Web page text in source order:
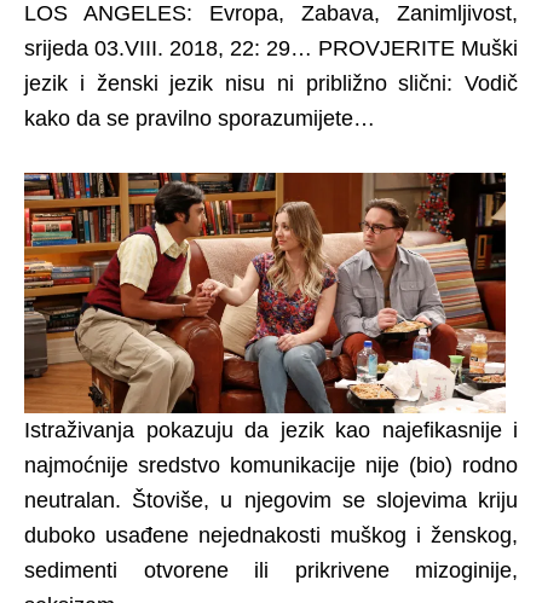
LOS ANGELES: Evropa, Zabava, Zanimljivost,
srijeda 03.VIII. 2018, 22: 29… PROVJERITE Muški
jezik i ženski jezik nisu ni približno slični: Vodič
kako da se pravilno sporazumijete…
Istraživanja pokazuju da jezik kao najefikasnije i
najmoćnije sredstvo komunikacije nije (bio) rodno
neutralan. Štoviše, u njegovim se slojevima kriju
duboko usađene nejednakosti muškog i ženskog,
sedimenti otvorene ili prikrivene mizoginije,